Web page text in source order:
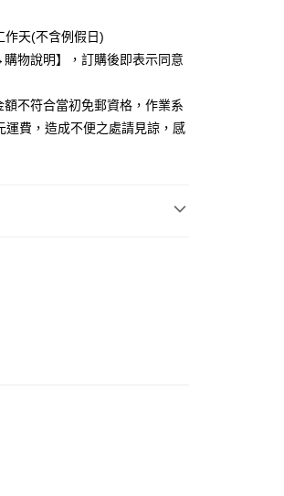
運費
運費
運費
運費
天(不含例假日)
物說明】，訂購後即表示同意
不符合當初免郵資格，作業系
費，造成不便之處請見諒，感